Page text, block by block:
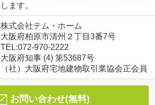
します。
株式会社テム・ホーム
大阪府柏原市清州２丁目3番7号
TEL:072-970-2222
大阪府知事 (4) 第53687号
（社）大阪府宅地建物取引業協会正会員
お問い合わせ(無料)